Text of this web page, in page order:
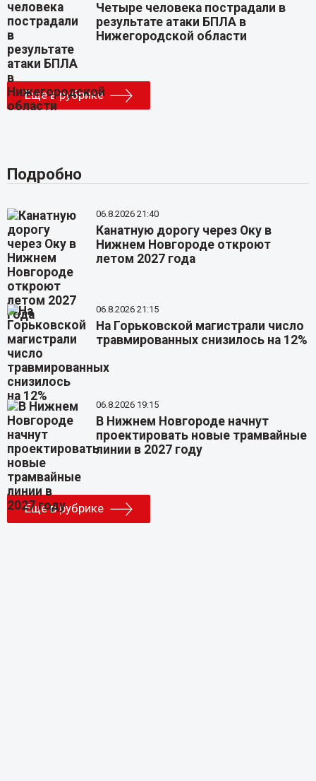
Четыре человека пострадали в
результате атаки БПЛА в
Нижегородской области
Еще в рубрике
Подробно
06.8.2026 21:40
Канатную дорогу через Оку в
Нижнем Новгороде откроют
летом 2027 года
06.8.2026 21:15
На Горьковской магистрали число
травмированных снизилось на 12%
06.8.2026 19:15
В Нижнем Новгороде начнут
проектировать новые трамвайные
линии в 2027 году
Еще в рубрике